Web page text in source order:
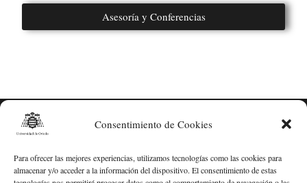
Consentimiento de Cookies
Para ofrecer las mejores experiencias, utilizamos tecnologías como las cookies para
almacenar y/o acceder a la información del dispositivo. El consentimiento de estas
Asesoría y Conferencias